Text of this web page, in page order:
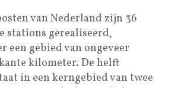
van Nederland zijn 36
stations gerealiseerd,
een gebied van ongeveer
kilometer. De helft
in een kerngebied van twee